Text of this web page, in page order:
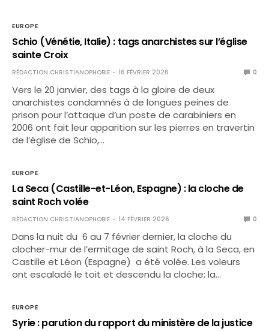
EUROPE
Schio (Vénétie, Italie) : tags anarchistes sur l’église
sainte Croix
RÉDACTION CHRISTIANOPHOBIE 16 FÉVRIER 2026 0
Vers le 20 janvier, des tags à la gloire de deux
anarchistes condamnés à de longues peines de
prison pour l’attaque d’un poste de carabiniers en
2006 ont fait leur apparition sur les pierres en travertin
de l’église de Schio,…
EUROPE
La Seca (Castille-et-Léon, Espagne) : la cloche de
saint Roch volée
RÉDACTION CHRISTIANOPHOBIE 14 FÉVRIER 2026 0
Dans la nuit du 6 au 7 février dernier, la cloche du
clocher-mur de l’ermitage de saint Roch, à la Seca, en
Castille et Léon (Espagne) a été volée. Les voleurs
ont escaladé le toit et descendu la cloche; la…
EUROPE
Syrie : parution du rapport du ministère de la justice